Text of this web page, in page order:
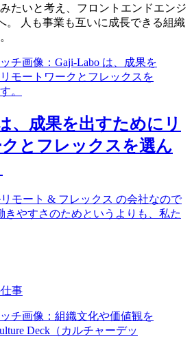
たいと考え、フロントエンドエンジ
。 人も事業も互いに成長できる組織
、成果を出すためにリ
とフレックスを選ん
モート & フレックス の会社なので
きやすさのためというよりも、私た
事